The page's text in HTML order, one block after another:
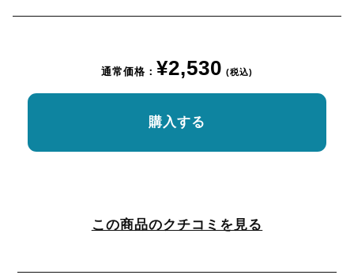
通常価格： ¥2,530 (税込)
購入する
この商品のクチコミを見る